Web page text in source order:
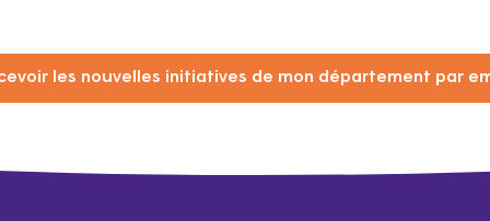
les nouvelles initiatives de mon département par